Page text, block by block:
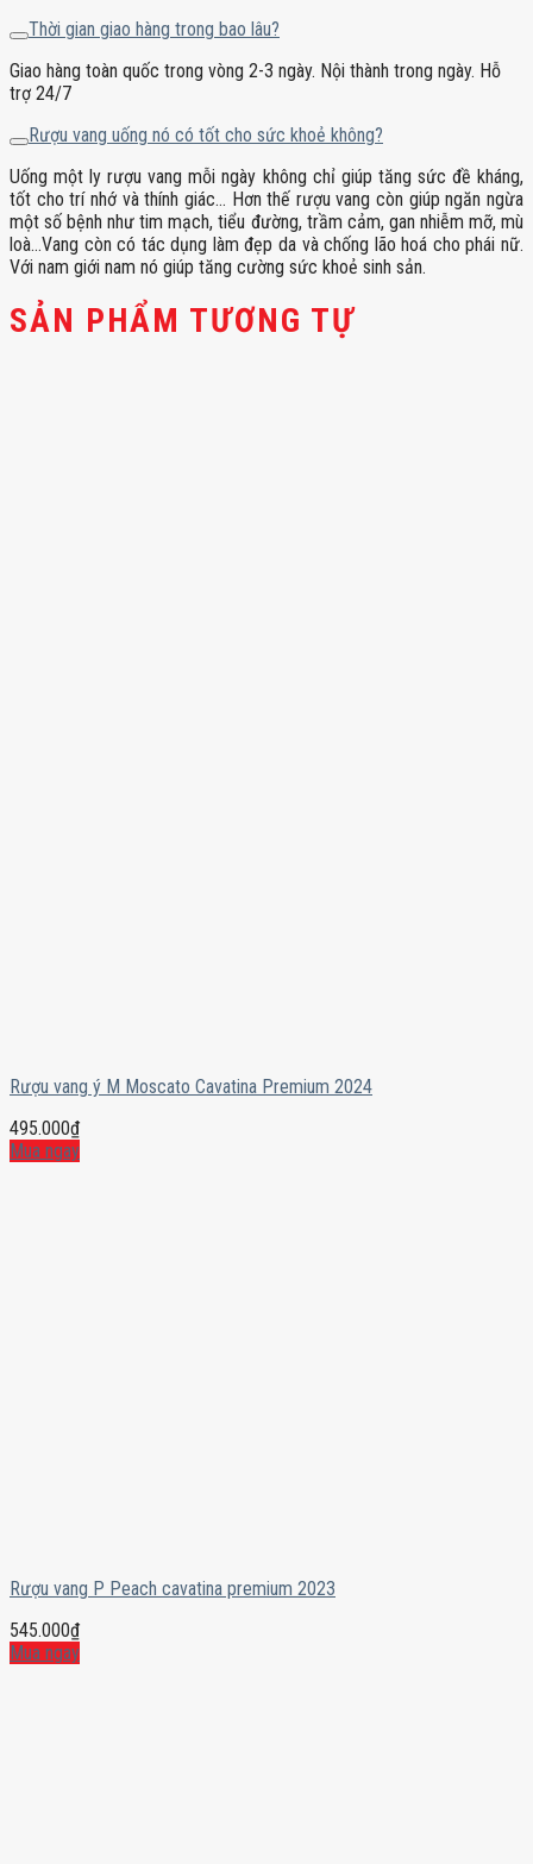
Thời gian giao hàng trong bao lâu?
Giao hàng toàn quốc trong vòng 2-3 ngày. Nội thành trong ngày. Hỗ
trợ 24/7
Rượu vang uống nó có tốt cho sức khoẻ không?
Uống một ly rượu vang mỗi ngày không chỉ giúp tăng sức đề kháng,
tốt cho trí nhớ và thính giác… Hơn thế rượu vang còn giúp ngăn ngừa
một số bệnh như tim mạch, tiểu đường, trầm cảm, gan nhiễm mỡ, mù
loà…Vang còn có tác dụng làm đẹp da và chống lão hoá cho phái nữ.
Với nam giới nam nó giúp tăng cường sức khoẻ sinh sản.
SẢN PHẨM TƯƠNG TỰ
Rượu vang ý M Moscato Cavatina Premium 2024
495.000₫
Mua ngay
Rượu vang P Peach cavatina premium 2023
545.000₫
Mua ngay